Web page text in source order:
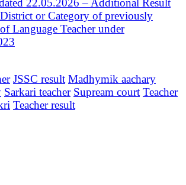
22.05.2026 – Additional Result
or Category of previously
Language Teacher under
JSSC result Madhymik aachary
Sarkari teacher Supream court Teacher
Teacher result